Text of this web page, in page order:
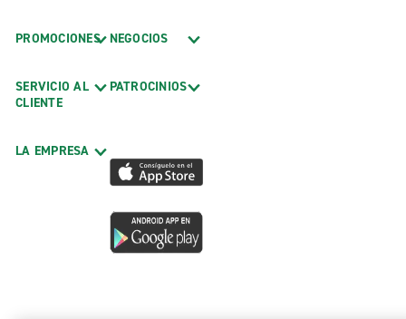
PROMOCIONES
SERVICIO AL
CLIENTE
LA EMPRESA
NEGOCIOS
PATROCINIOS